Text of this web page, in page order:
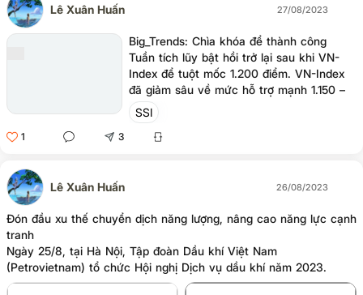
Lê Xuân Huấn 27/08/2023
Big_Trends: Chìa khóa để thành công
Tuần tích lũy bật hồi trở lại sau khi VN-
Index để tuột mốc 1.200 điểm. VN-Index
đã giảm sâu về mức hỗ trợ mạnh 1.150 –
1.170 điểm trước khi ngược dòng hồi phục
về khu vực 1.180 – 1.185 điểm.
SSI
1 3
Lê Xuân Huấn 26/08/2023
Đón đầu xu thế chuyển dịch năng lượng, nâng cao năng lực cạnh
tranh
Ngày 25/8, tại Hà Nội, Tập đoàn Dầu khí Việt Nam
(Petrovietnam) tổ chức Hội nghị Dịch vụ dầu khí năm 2023.